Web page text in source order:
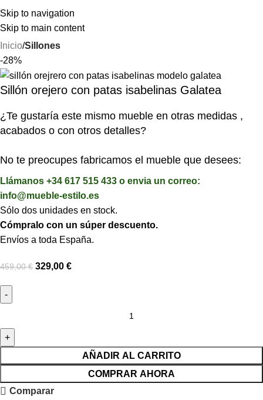
Skip to navigation
Skip to main content
⚡REALIZAMOS ENVÍOS A TODA ESPAÑA⚡
Inicio Sillones
-28%
Sillón orejero con patas isabelinas Galatea
¿Te gustaría este mismo mueble en otras medidas ,
acabados o con otros detalles?
No te preocupes fabricamos el mueble que desees:
Llámanos +34 617 515 433 o envia un correo:
info@mueble-estilo.es
Sólo dos unidades en stock.
Cómpralo con un súper descuento.
Envíos a toda España.
459,00€ 329,00 €
AÑADIR AL CARRITO
COMPRAR AHORA
Comparar